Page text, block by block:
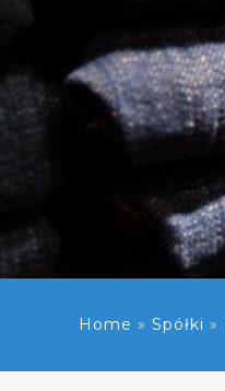
Home » Spółki »